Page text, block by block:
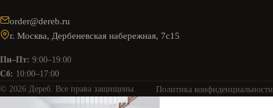
order@dereb.ru
г. Москва, Дербеневская набережная, 7с15
Пн–Пт: 9:00–19:00
Сб: 10:00–17:00
© 2026 Дереб. Все права защищены.
Политика конфиденциальности